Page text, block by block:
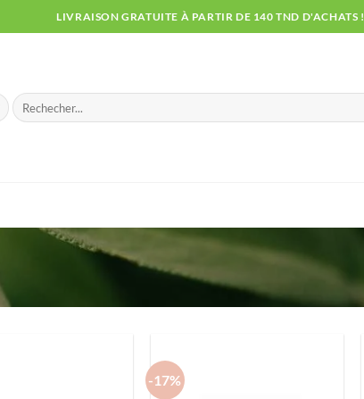
LIVRAISON GRATUITE À PARTIR DE 140 TND D'ACHATS !
Recherche
pour :
-17%